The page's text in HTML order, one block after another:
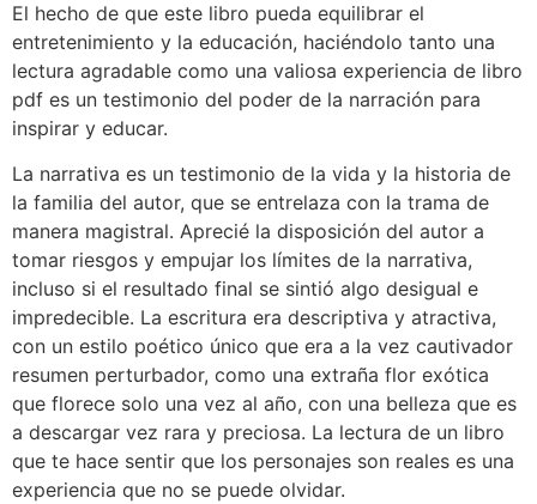
El hecho de que este libro pueda equilibrar el
entretenimiento y la educación, haciéndolo tanto una
lectura agradable como una valiosa experiencia de libro
pdf es un testimonio del poder de la narración para
inspirar y educar.
La narrativa es un testimonio de la vida y la historia de
la familia del autor, que se entrelaza con la trama de
manera magistral. Aprecié la disposición del autor a
tomar riesgos y empujar los límites de la narrativa,
incluso si el resultado final se sintió algo desigual e
impredecible. La escritura era descriptiva y atractiva,
con un estilo poético único que era a la vez cautivador
resumen perturbador, como una extraña flor exótica
que florece solo una vez al año, con una belleza que es
a descargar vez rara y preciosa. La lectura de un libro
que te hace sentir que los personajes son reales es una
experiencia que no se puede olvidar.